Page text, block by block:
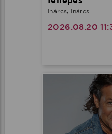
Inárcs, Inárcs
2026.08.20